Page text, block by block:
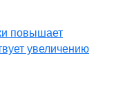
повышает
увеличению